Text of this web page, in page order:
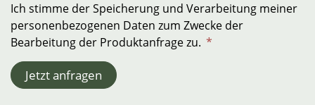
Ich stimme der Speicherung und Verarbeitung meiner
personenbezogenen Daten zum Zwecke der
Bearbeitung der Produktanfrage zu. *
Jetzt anfragen